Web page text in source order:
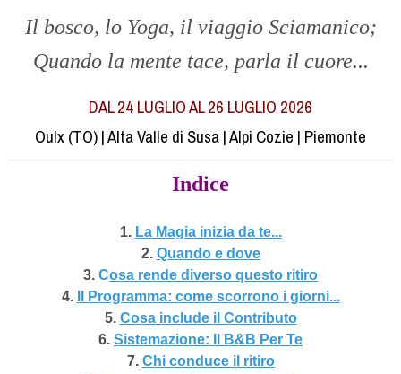
Il bosco, lo Yoga, il viaggio Sciamanico;
Quando la mente tace, parla il cuore...
DAL 24 LUGLIO AL 26 LUGLIO 2026
Oulx (TO) | Alta Valle di Susa | Alpi Cozie | Piemonte
Indice
1. La Magia inizia da te...
2. Quando e dove
3. Cosa rende diverso questo ritiro
4.
Il Programma: come scorrono i giorni...
5. Cosa include il Contributo
6. Sistemazione: Il B&B Per Te
7. Chi conduce il ritiro